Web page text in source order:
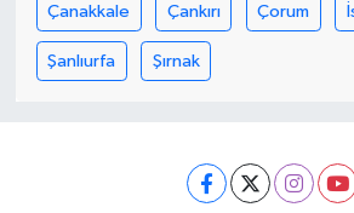
Çanakkale Çankırı Çorum
Şanlıurfa Şırnak